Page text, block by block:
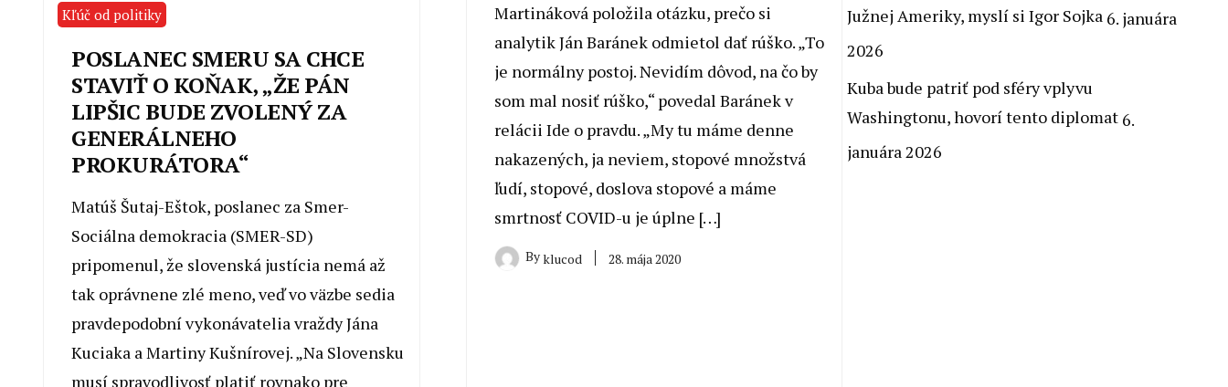
Kľúč od politiky
POSLANEC SMERU SA CHCE
STAVIŤ O KOŇAK, „ŽE PÁN
LIPŠIC BUDE ZVOLENÝ ZA
GENERÁLNEHO
PROKURÁTORA“
Matúš Šutaj-Eštok, poslanec za Smer-
Sociálna demokracia (SMER-SD)
pripomenul, že slovenská justícia nemá až
tak oprávnene zlé meno, veď vo väzbe sedia
pravdepodobní vykonávatelia vraždy Jána
Kuciaka a Martiny Kušnírovej. „Na Slovensku
musí spravodlivosť platiť rovnako pre
Martináková položila otázku, prečo si
analytik Ján Baránek odmietol dať rúško. „To
je normálny postoj. Nevidím dôvod, na čo by
som mal nosiť rúško,“ povedal Baránek v
relácii Ide o pravdu. „My tu máme denne
nakazených, ja neviem, stopové množstvá
ľudí, stopové, doslova stopové a máme
smrtnosť COVID-u je úplne […]
Byklucod 28. mája 2020
Južnej Ameriky, myslí si Igor Sojka 6. januára
2026
Kuba bude patriť pod sféry vplyvu
Washingtonu, hovorí tento diplomat 6.
januára 2026